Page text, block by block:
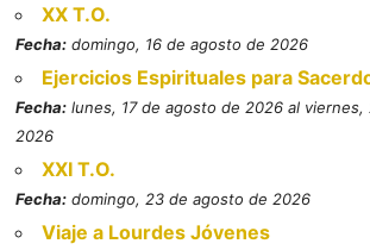
XX T.O.
Fecha: domingo, 16 de agosto de 2026
Ejercicios Espirituales para
Fecha: lunes, 17 de agosto de 2026 al viernes,
2026
XXI T.O.
Fecha: domingo, 23 de agosto de 2026
Viaje a Lourdes Jóvenes